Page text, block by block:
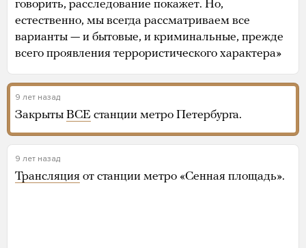
говорить, расследование покажет. Но,
естественно, мы всегда рассматриваем все
варианты — и бытовые, и криминальные, прежде
всего проявления террористического характера»
9 лет назад
Закрыты ВСЕ станции метро Петербурга.
9 лет назад
Трансляция от станции метро «Сенная площадь».